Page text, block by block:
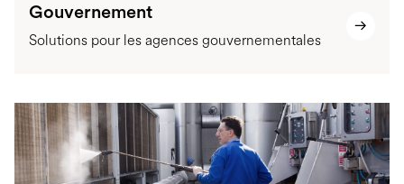
Gouvernement
Solutions pour les agences gouvernementales